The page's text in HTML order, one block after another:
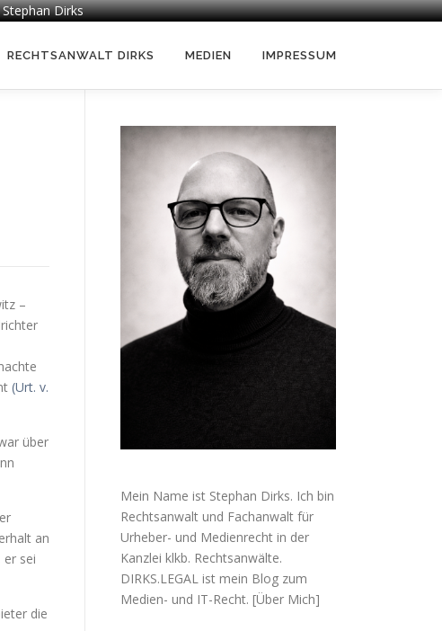
Dirks
RECHTSANWALT DIRKS MEDIEN IMPRESSUM
–
(Urt. v.
über
an
sei
die
Mein Name ist Stephan Dirks. Ich bin
Rechtsanwalt und Fachanwalt für
Urheber- und Medienrecht in der
Kanzlei klkb. Rechtsanwälte.
DIRKS.LEGAL ist mein Blog zum
Medien- und IT-Recht. [Über Mich]